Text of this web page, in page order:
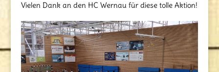
Vielen Dank an den HC Wernau für diese tolle Aktion!